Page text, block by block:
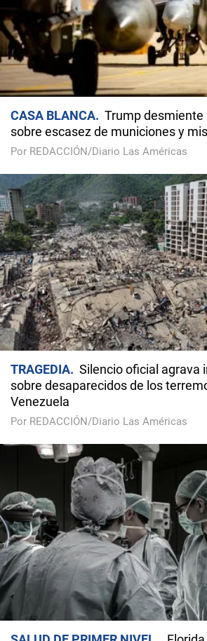
CASA BLANCA
Trump
sobre escasez de municiones y
Por REDACCIÓN/Diario Las Américas
TRAGEDIA
Silencio oficial agrava
sobre desaparecidos de los
Venezuela
Por REDACCIÓN/Diario Las Américas